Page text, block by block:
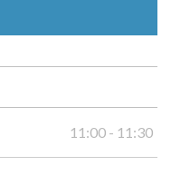
11:00 - 11:30